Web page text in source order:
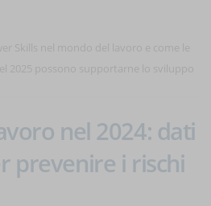
nel 2024: dati
prevenire i rischi